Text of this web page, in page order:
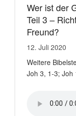
Wer ist der
Teil 3 –
Freund?
12. Juli 2020
Weitere
Joh 3, 1-3; Joh